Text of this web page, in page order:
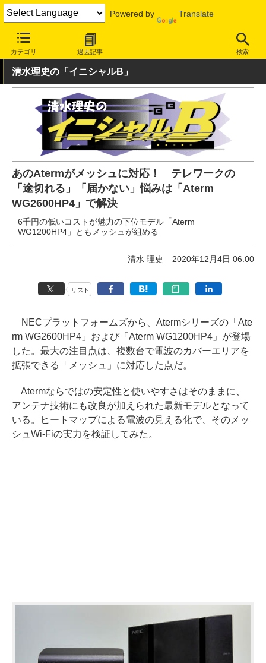
Powered by Translate
カテゴリ 過去記事 検索
INTERNET Watch ハードウェア
清水理史の「イニシャルB」
あのAtermがメッシュに対応！ テレワークの
「途切れる」「届かない」悩みは「Aterm
WG2600HP4」で解決
6千円の低いコストが魅力の下位モデル「Aterm
WG1200HP4」ともメッシュが組める
清水 理史 2020年12月4日 06:00
リスト
NECプラットフォームズから、Atermシリーズの「Ate
rm WG2600HP4」および「Aterm WG1200HP4」が登場
した。最大の注目点は、複数台で電波のカバーエリアを
拡張できる「メッシュ」に対応した点だ。
Atermならではの安定性と使いやすさはそのままに、
アンテナ技術にも改良が加えられた最新モデルとなって
いる。ヒートマップによる電波の見える化で、そのメッ
シュWi-Fiの実力を検証してみた。